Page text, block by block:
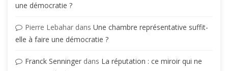
une démocratie ?
Pierre Lebahar dans Une chambre représentative suffit-
elle à faire une démocratie ?
Franck Senninger dans La réputation : ce miroir qui ne